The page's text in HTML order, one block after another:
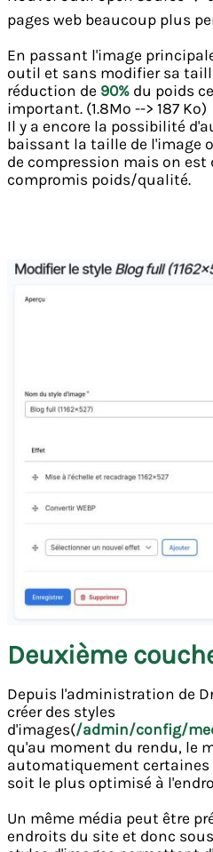
pages web beaucoup plus
En passant l'image
outil et sans modifier sa
réduction de 90% du poids
important. (1.8Mo --> 187 Ko)
Il y a encore la possibilité
baissant la taille de l'image
de compression mais on
compromis poids/qualité.
Deuxième
Depuis l'administration de
créer des styles
d'images(/admin/config/
qu'au moment du rendu, le
automatiquement
soit le plus optimisé à
Un même média peut être
endroits du site et donc